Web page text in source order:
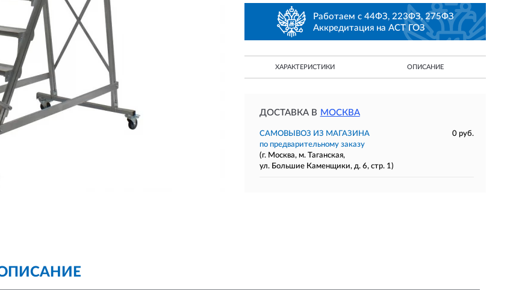
Работаем с 44ФЗ, 223ФЗ, 275ФЗ
Аккредитация на АСТ ГОЗ
ХАРАКТЕРИСТИКИ ОПИСАНИЕ
ДОСТАВКА В МОСКВА
САМОВЫВОЗ ИЗ МАГАЗИНА
0 руб.
по предварительному заказу
(г. Москва, м. Таганская,
ул. Большие Каменщики, д. 6, стр. 1)